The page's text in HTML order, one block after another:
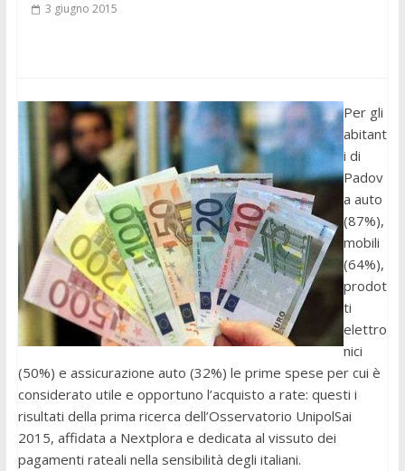
3 giugno 2015
Per gli
abitant
i di
Padov
a auto
(87%),
mobili
(64%),
prodot
ti
elettro
nici
(50%) e assicurazione auto (32%) le prime spese per cui è
considerato utile e opportuno l’acquisto a rate: questi i
risultati della prima ricerca dell’Osservatorio UnipolSai
2015, affidata a Nextplora e dedicata al vissuto dei
pagamenti rateali nella sensibilità degli italiani.